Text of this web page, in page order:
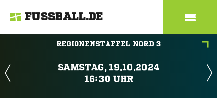
FUSSBALL.DE
REGIONENSTAFFEL NORD 3
 
 